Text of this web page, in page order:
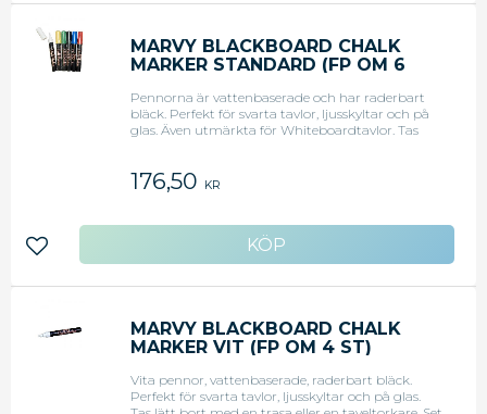
MARVY BLACKBOARD CHALK
MARKER STANDARD (FP OM 6
Pennorna är vattenbaserade och har raderbart
bläck. Perfekt för svarta tavlor, ljusskyltar och på
glas. Även utmärkta för Whiteboardtavlor. Tas
vit.Rund spets.
176,50 KR
Lägg till i favoriter
MARVY BLACKBOARD CHALK
MARKER VIT (FP OM 4 ST)
Vita pennor, vattenbaserade, raderbart bläck.
Perfekt för svarta tavlor, ljusskyltar och på glas.